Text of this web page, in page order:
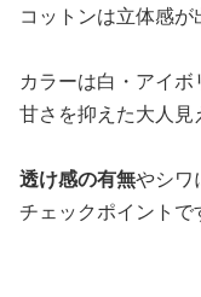
コットンは立体感が
カラーは白・アイ
甘さを抑えた大人見
透け感の有無やシワ
チェックポイントで